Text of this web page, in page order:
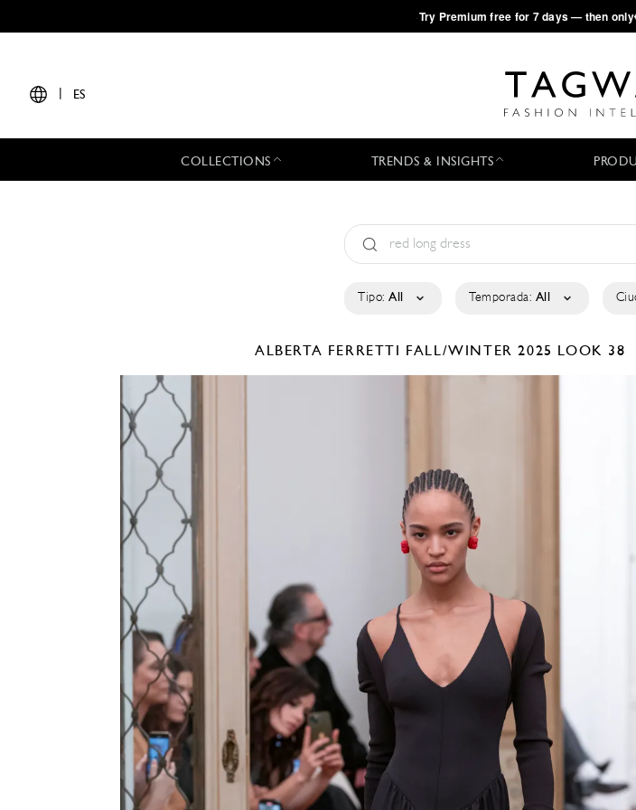
·Try Premium free for 7 days — then only
ES
COLLECTIONS TRENDS & INSIGHTS
Tipo: All Temporada: All
ALBERTA FERRETTI FALL/WINTER 2025 LOOK 38